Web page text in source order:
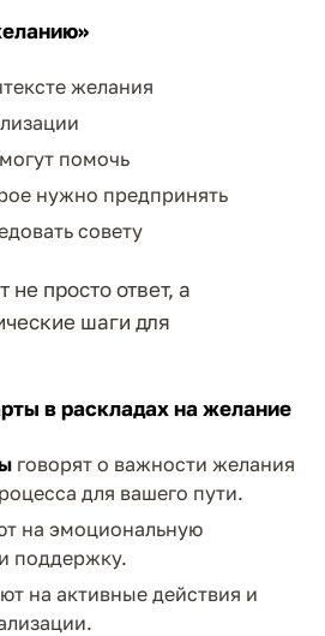
желания
помочь
нужно предпринять
совету
не просто ответ, а
шаги для
в раскладах на желание
говорят о важности желания
для вашего пути.
на эмоциональную
поддержку.
на активные действия и